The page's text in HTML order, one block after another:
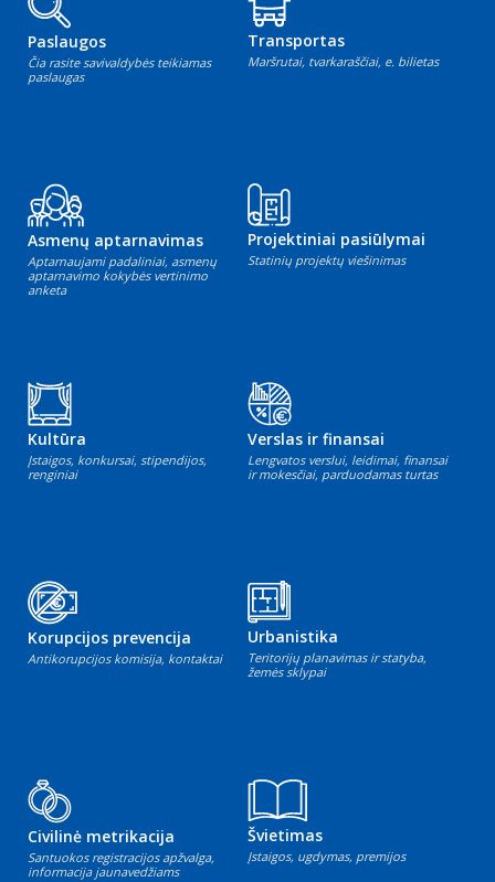
Paslaugos
Čia rasite savivaldybės teikiamas
paslaugas
Transportas
Maršrutai, tvarkaraščiai, e. bilietas
Asmenų aptarnavimas
Aptarnaujami padaliniai, asmenų
aptarnavimo kokybės vertinimo
anketa
Projektiniai pasiūlymai
Statinių projektų viešinimas
Kultūra
Įstaigos, konkursai, stipendijos,
renginiai
Verslas ir finansai
Lengvatos verslui, leidimai, finansai
ir mokesčiai, parduodamas turtas
Korupcijos prevencija
Antikorupcijos komisija, kontaktai
Urbanistika
Teritorijų planavimas ir statyba,
žemės sklypai
Civilinė metrikacija
Santuokos registracijos apžvalga,
informacija jaunavedžiams
Švietimas
Įstaigos, ugdymas, premijos